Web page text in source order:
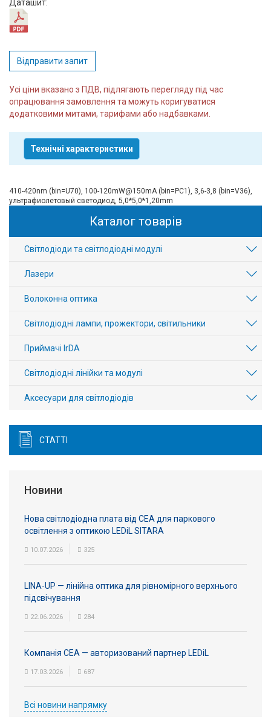
Даташит:
Відправити запит
Усі ціни вказано з ПДВ, підлягають перегляду під час
опрацювання замовлення та можуть коригуватися
додатковими митами, тарифами або надбавками.
Технічні характеристики
410-420nm (bin=U70), 100-120mW@150mA (bin=PC1), 3,6-3,8 (bin=V36),
ультрафиолетовый светодиод, 5,0*5,0*1,20mm
Каталог товарів
Світлодіоди та світлодіодні модулі
Лазери
Волоконна оптика
Світлодіодні лампи, прожектори, світильники
Приймачі IrDA
Світлодіодні лінійки та модулі
Аксесуари для світлодіодів
СТАТТІ
Новини
Нова світлодіодна плата від СЕА для паркового
освітлення з оптикою LEDiL SITARA
10.07.2026 325
LINA-UP — лінійна оптика для рівномірного верхнього
підсвічування
22.06.2026 284
Компанія СЕА — авторизований партнер LEDiL
17.03.2026 687
Всі новини напрямку